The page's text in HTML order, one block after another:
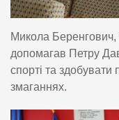
Микола
допомагав Петру
спорті та
змаганнях.